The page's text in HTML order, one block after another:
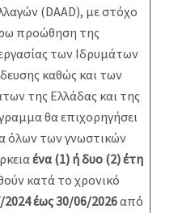
(DAAD), με στόχο
προώθηση της
των Ιδρυμάτων
καθώς και των
της Ελλάδας και της
θα επιχορηγήσει
όλων των γνωστικών
ένα (1) ή δυο (2) έτη
κατά το χρονικό
έως 30/06/2026από